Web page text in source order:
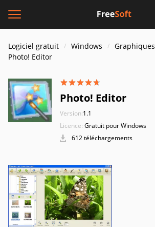
Logiciel gratuit Windows Graphiques
Photo! Editor
Photo! Editor
Version:1.1
Licence: Gratuit pour Windows
612 téléchargements